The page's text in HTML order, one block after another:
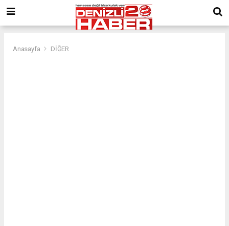
Anasayfa DİĞER